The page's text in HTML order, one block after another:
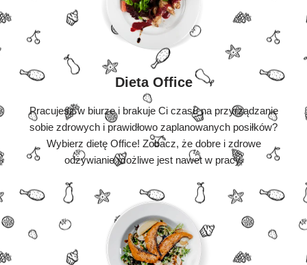
Dieta Office
Pracujesz w biurze i brakuje Ci czasu na przyrządzanie
sobie zdrowych i prawidłowo zaplanowanych posiłków?
Wybierz dietę Office! Zobacz, że dobre i zdrowe
odżywianie możliwe jest nawet w pracy.